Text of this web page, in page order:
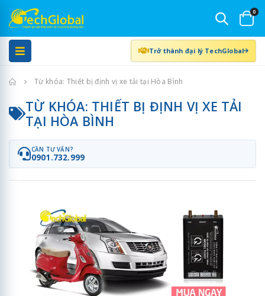
0
Trở thành đại lý TechGlobal
Trang chủTừ khóa: Thiết bị định vị xe tải tại Hòa Bình
TỪ KHÓA: THIẾT BỊ ĐỊNH VỊ XE TẢI
TẠI HÒA BÌNH
CẦN TƯ VẤN?
0901.732.999